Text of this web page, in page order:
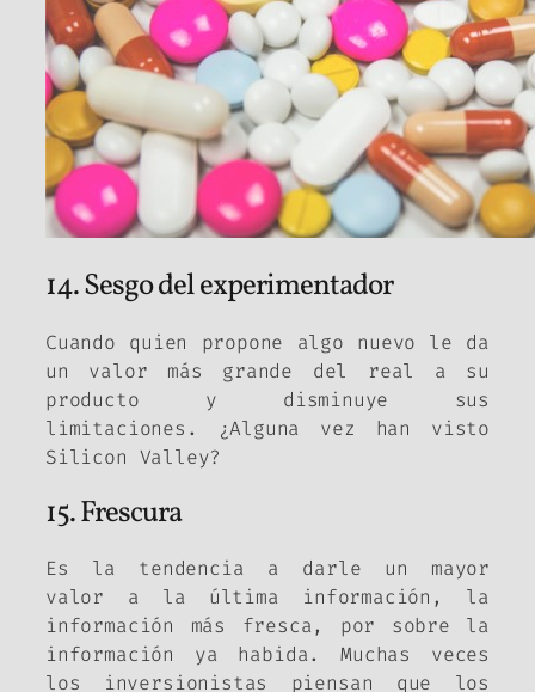
14. Sesgo del experimentador
Cuando quien propone algo nuevo le da
un valor más grande del real a su
producto y disminuye sus
limitaciones. ¿Alguna vez han visto
Silicon Valley?
15. Frescura
Es la tendencia a darle un mayor
valor a la última información, la
información más fresca, por sobre la
información ya habida. Muchas veces
los inversionistas piensan que los